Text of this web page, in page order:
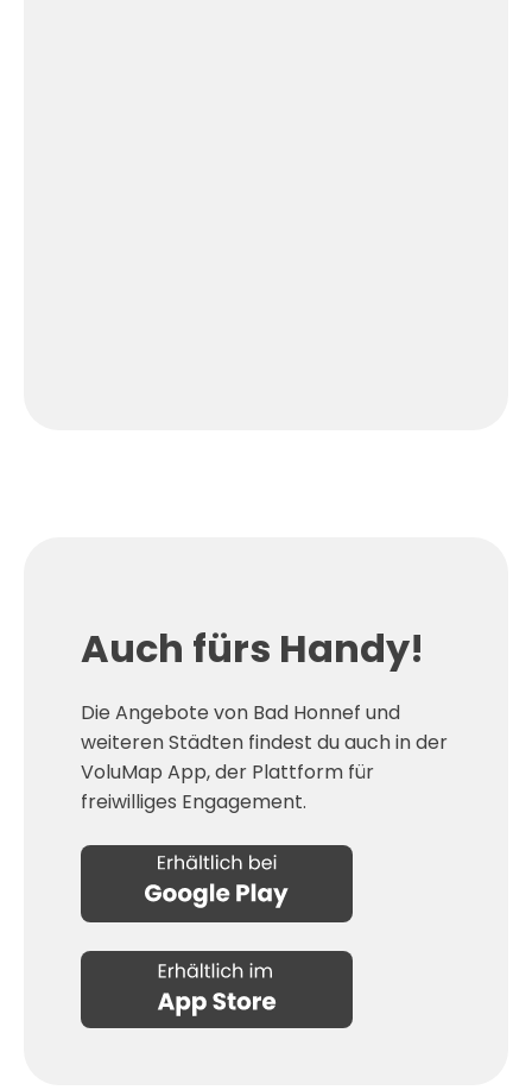
Auch fürs Handy!
Die Angebote von Bad Honnef und
weiteren Städten findest du auch in der
VoluMap App, der Plattform für
freiwilliges Engagement.